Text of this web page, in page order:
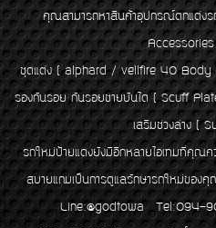
คุณสามารถหาสินค้าอุปกรณ์ตกแต่ง
Accessories
ชุดแต่ง ( alphard / vellfire 40
รองกันรอย กันรอยชายบันได ( Scuff
เสริมช่วงล่าง (
รถใหม่ป้ายแดงยังมีอีกหลายไอเทมที่คุณค
สบายแถมเป็นการดูแลรักษารถใหม่ของ
Line:@godtowa Tel:094-